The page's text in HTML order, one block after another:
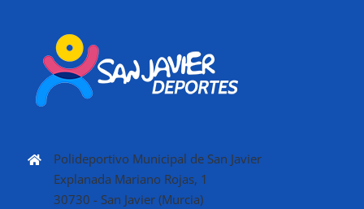
Polideportivo Municipal de San Javier
Explanada Mariano Rojas, 1
30730 - San Javier (Murcia)